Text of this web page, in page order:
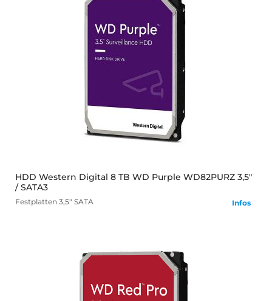
HDD Western Digital 8 TB WD Purple WD82PURZ 3,5"
/ SATA3
Festplatten 3,5" SATA Infos